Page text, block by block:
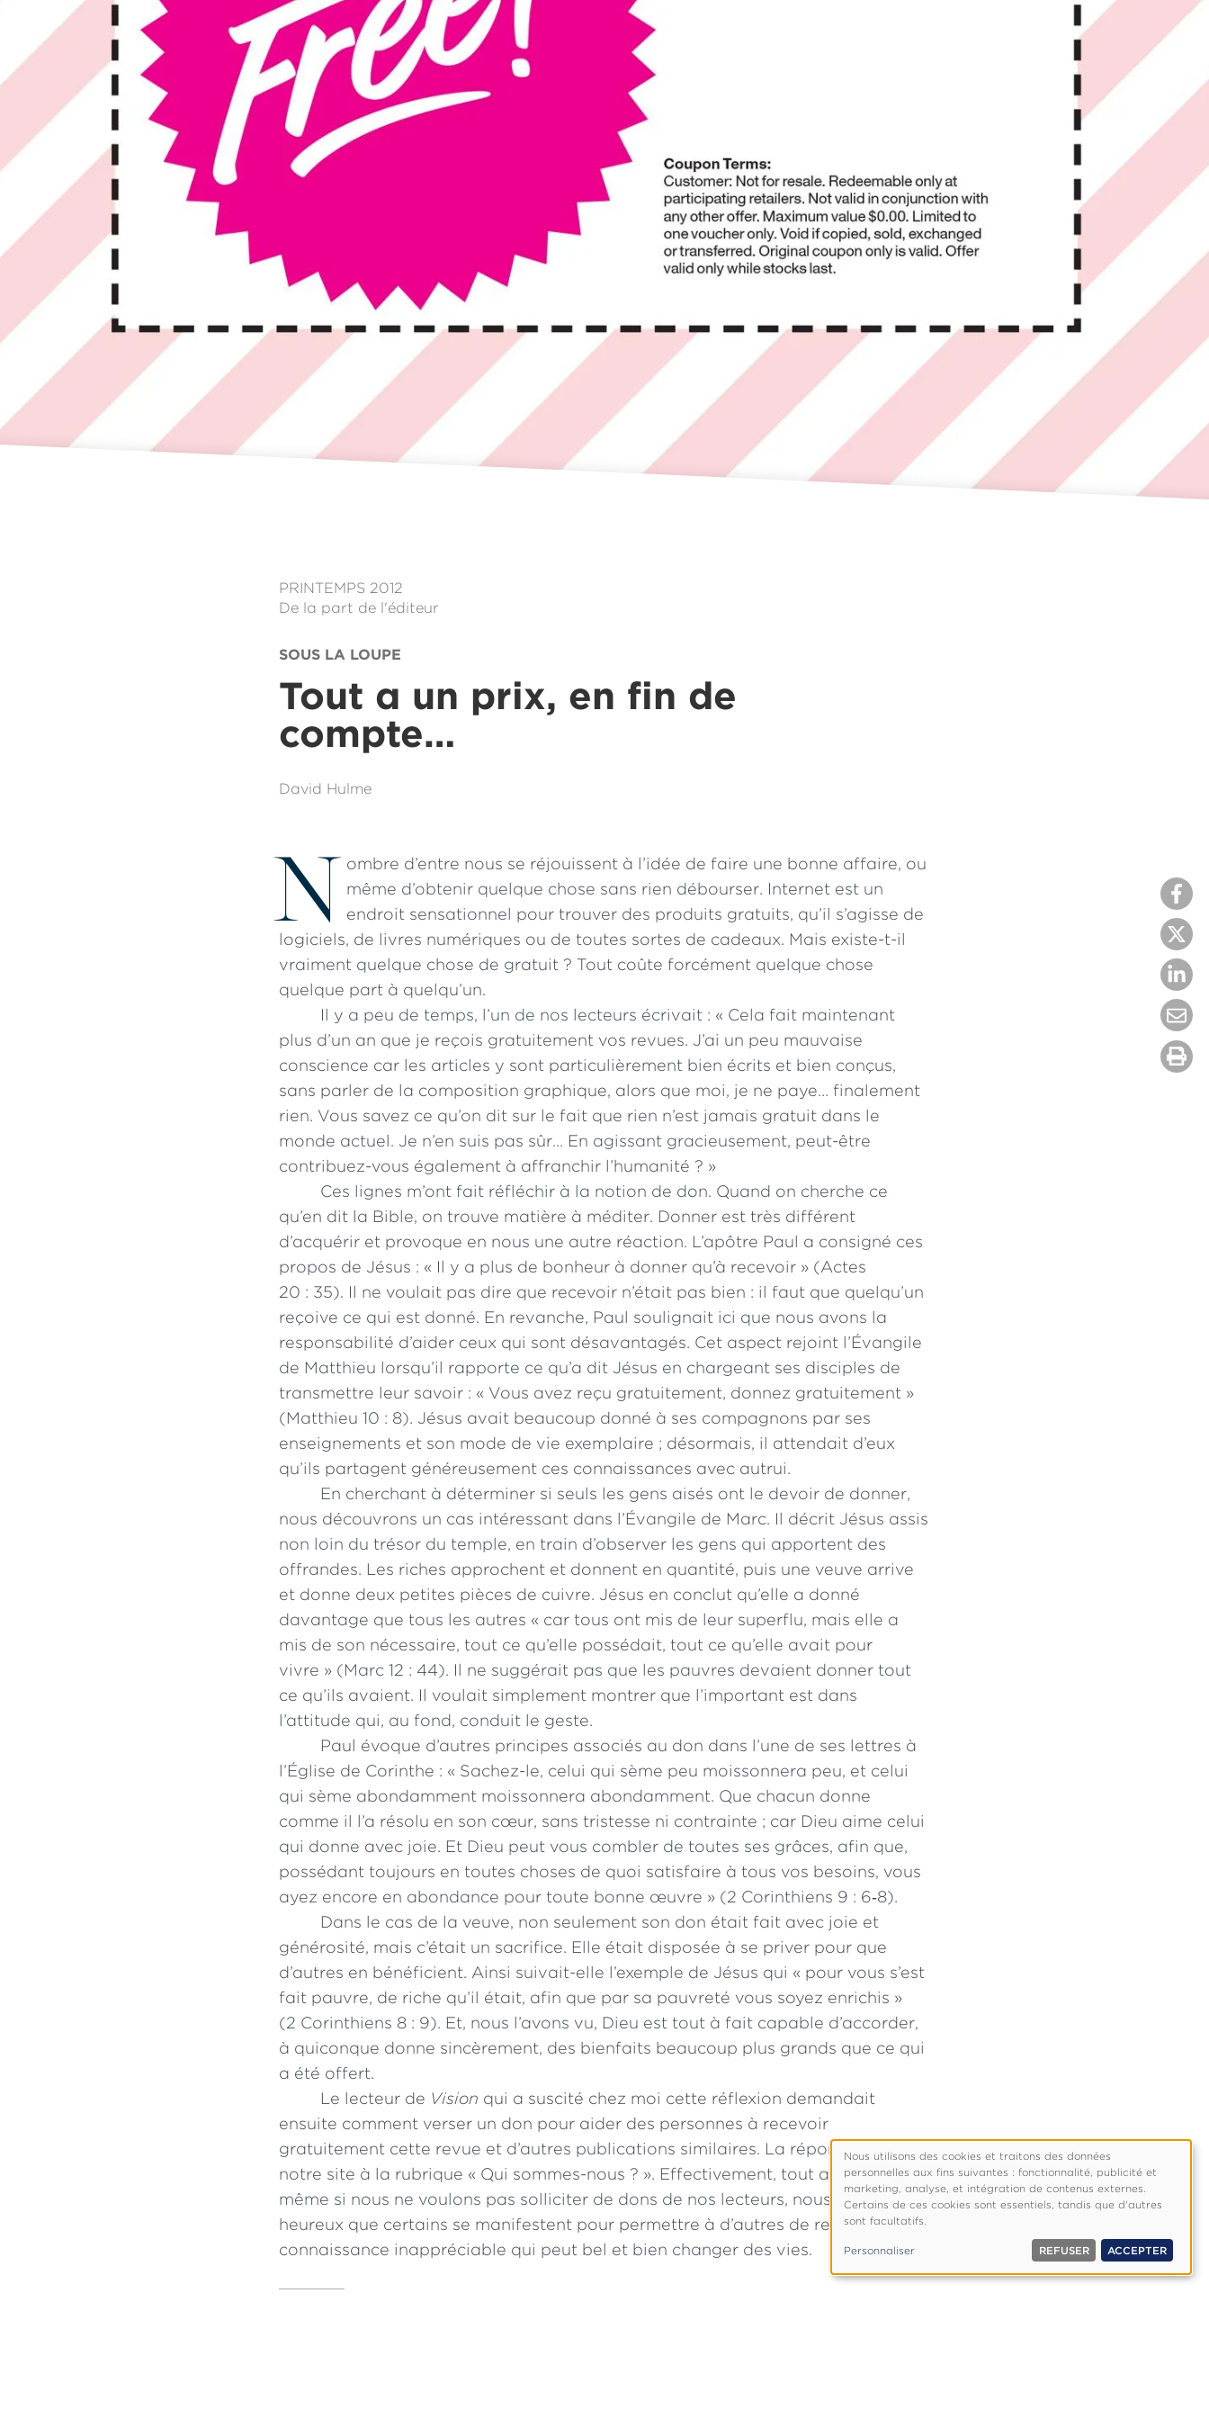
PRINTEMPS 2012
De la part de l'éditeur
SOUS LA LOUPE
Tout a un prix, en fin de
compte…
David Hulme
N ombre d’entre nous se réjouissent à l’idée de faire une bonne affaire, ou
même d’obtenir quelque chose sans rien débourser. Internet est un
endroit sensationnel pour trouver des produits gratuits, qu’il s’agisse de
logiciels, de livres numériques ou de toutes sortes de cadeaux. Mais existe-t-il
vraiment quelque chose de gratuit ? Tout coûte forcément quelque chose
quelque part à quelqu’un.
Il y a peu de temps, l’un de nos lecteurs écrivait : « Cela fait maintenant
plus d’un an que je reçois gratuitement vos revues. J’ai un peu mauvaise
conscience car les articles y sont particulièrement bien écrits et bien conçus,
sans parler de la composition graphique, alors que moi, je ne paye… finalement
rien. Vous savez ce qu’on dit sur le fait que rien n’est jamais gratuit dans le
monde actuel. Je n’en suis pas sûr… En agissant gracieusement, peut-être
contribuez-vous également à affranchir l’humanité ? »
Ces lignes m’ont fait réfléchir à la notion de don. Quand on cherche ce
qu’en dit la Bible, on trouve matière à méditer. Donner est très différent
d’acquérir et provoque en nous une autre réaction. L’apôtre Paul a consigné ces
propos de Jésus : « Il y a plus de bonheur à donner qu’à recevoir » (Actes
20 : 35). Il ne voulait pas dire que recevoir n’était pas bien : il faut que quelqu’un
reçoive ce qui est donné. En revanche, Paul soulignait ici que nous avons la
responsabilité d’aider ceux qui sont désavantagés. Cet aspect rejoint l’Évangile
de Matthieu lorsqu’il rapporte ce qu’a dit Jésus en chargeant ses disciples de
transmettre leur savoir : « Vous avez reçu gratuitement, donnez gratuitement »
(Matthieu 10 : 8). Jésus avait beaucoup donné à ses compagnons par ses
enseignements et son mode de vie exemplaire ; désormais, il attendait d’eux
qu’ils partagent généreusement ces connaissances avec autrui.
En cherchant à déterminer si seuls les gens aisés ont le devoir de donner,
nous découvrons un cas intéressant dans l’Évangile de Marc. Il décrit Jésus assis
non loin du trésor du temple, en train d’observer les gens qui apportent des
offrandes. Les riches approchent et donnent en quantité, puis une veuve arrive
et donne deux petites pièces de cuivre. Jésus en conclut qu’elle a donné
davantage que tous les autres « car tous ont mis de leur superflu, mais elle a
mis de son nécessaire, tout ce qu’elle possédait, tout ce qu’elle avait pour
vivre » (Marc 12 : 44). Il ne suggérait pas que les pauvres devaient donner tout
ce qu’ils avaient. Il voulait simplement montrer que l’important est dans
l’attitude qui, au fond, conduit le geste.
Paul évoque d’autres principes associés au don dans l’une de ses lettres à
l’Église de Corinthe : « Sachez-le, celui qui sème peu moissonnera peu, et celui
qui sème abondamment moissonnera abondamment. Que chacun donne
comme il l’a résolu en son cœur, sans tristesse ni contrainte ; car Dieu aime celui
qui donne avec joie. Et Dieu peut vous combler de toutes ses grâces, afin que,
possédant toujours en toutes choses de quoi satisfaire à tous vos besoins, vous
ayez encore en abondance pour toute bonne œuvre » (2 Corinthiens 9 : 6‑8).
Dans le cas de la veuve, non seulement son don était fait avec joie et
générosité, mais c’était un sacrifice. Elle était disposée à se priver pour que
d’autres en bénéficient. Ainsi suivait-elle l’exemple de Jésus qui « pour vous s’est
fait pauvre, de riche qu’il était, afin que par sa pauvreté vous soyez enrichis »
(2 Corinthiens 8 : 9). Et, nous l’avons vu, Dieu est tout à fait capable d’accorder,
à quiconque donne sincèrement, des bienfaits beaucoup plus grands que ce qui
a été offert.
Le lecteur de Vision qui a suscité chez moi cette réflexion demandait
ensuite comment verser un don pour aider des personnes à recevoir
gratuitement cette revue et d’autres publications similaires. La réponse est sur
notre site à la rubrique « Qui sommes-nous ? ». Effectivement, tout a un prix et
même si nous ne voulons pas solliciter de dons de nos lecteurs, nous sommes
heureux que certains se manifestent pour permettre à d’autres de recevoir cette
connaissance inappréciable qui peut bel et bien changer des vies.
Utilisation
des
données
personnelles
et
Nous utilisons des cookies et traitons des données
personnelles aux fins suivantes : fonctionnalité, publicité et
marketing, analyse, et intégration de contenus externes.
Certains de ces cookies sont essentiels, tandis que d'autres
sont facultatifs.
Personnaliser REFUSER ACCEPTER